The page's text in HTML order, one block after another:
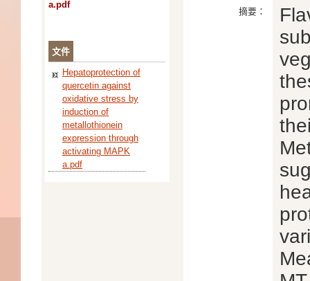
a.pdf
文件
Hepatoprotection of
quercetin against
oxidative stress by
induction of
metallothionein
expression through
activating MAPK
a.pdf
摘要：